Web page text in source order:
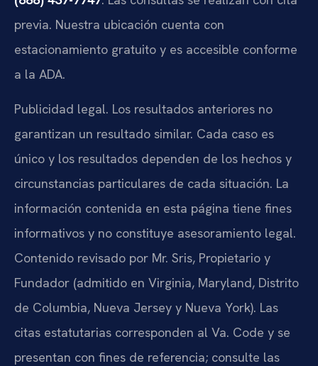
previa. Nuestra ubicación cuenta con
estacionamiento gratuito y es accesible conforme
a la ADA.
Publicidad legal. Los resultados anteriores no
garantizan un resultado similar. Cada caso es
único y los resultados dependen de los hechos y
circunstancias particulares de cada situación. La
información contenida en esta página tiene fines
informativos y no constituye asesoramiento legal.
Contenido revisado por Mr. Sris, Propietario y
Fundador (admitido en Virginia, Maryland, Distrito
de Columbia, Nueva Jersey y Nueva York). Las
citas estatutarias corresponden al Va. Code y se
presentan con fines de referencia; consulte las